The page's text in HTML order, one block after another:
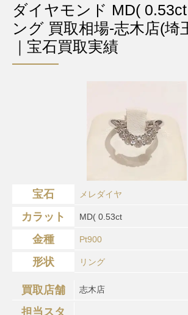
ダイヤモンド MD(
ング 買取相場-志木店(埼
｜宝石買取実績
宝石 メレダイヤ
カラット MD( 0.53ct
金種 Pt900
形状 リング
買取店舗 志木店
担当スタ